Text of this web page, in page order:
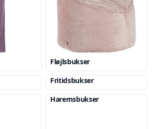
Fløjlsbukser
Fritidsbukser
Haremsbukser